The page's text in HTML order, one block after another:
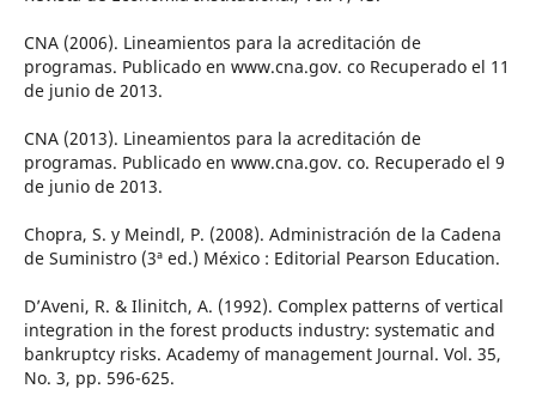
CNA (2006). Lineamientos para la acreditación de
programas. Publicado en www.cna.gov. co Recuperado el 11
de junio de 2013.
CNA (2013). Lineamientos para la acreditación de
programas. Publicado en www.cna.gov. co. Recuperado el 9
de junio de 2013.
Chopra, S. y Meindl, P. (2008). Administración de la Cadena
de Suministro (3ª ed.) México : Editorial Pearson Education.
D’Aveni, R. & Ilinitch, A. (1992). Complex patterns of vertical
integration in the forest products industry: systematic and
bankruptcy risks. Academy of management Journal. Vol. 35,
No. 3, pp. 596-625.